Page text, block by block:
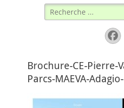
Rechercher :
Brochure-CE-Pierre-
Parcs-MAEVA-Adagio-